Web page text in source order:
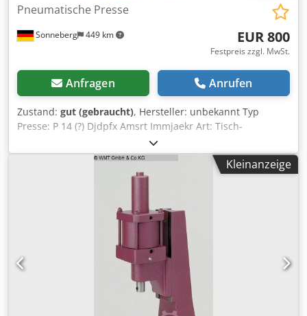
Sonneberg 449 km
Pneumatische Presse
EUR 800
Festpreis zzgl. MwSt.
Anfragen Anrufen
Zustand: gut (gebraucht), Hersteller: unbekannt Typ
Presse: P 14 (?) Djdpfx Amsrt Immjaekr Art: Tisch-
Montagepresse Maße: 150 x 220 x 750 mm Maße Tisch:
1.500 x 700 x 820 mm Gewicht: ca. 80 kg
Kleinanzeige